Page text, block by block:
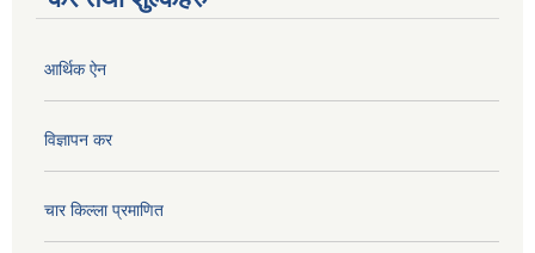
आर्थिक ऐन
विज्ञापन कर
चार किल्ला प्रमाणित